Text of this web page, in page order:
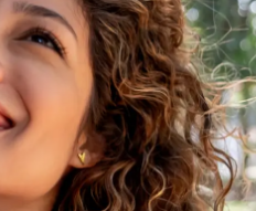
und Duales Studium
Download-Center
Elektronische
Die elektronische
GesundheitsCockpit
Videoberatung
Regionalservice
Häufig gestellte Fragen
Fragen zur Kündigung
E-Mail-